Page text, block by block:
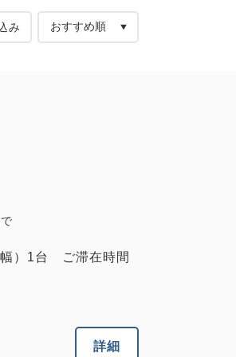
み
）1台 ご滞在時間
詳細